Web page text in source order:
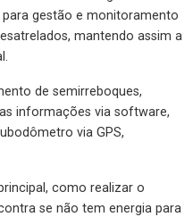
gestão e monitoramento
mantendo assim a
de semirreboques,
informações via software,
via GPS,
como realizar o
se não tem energia para